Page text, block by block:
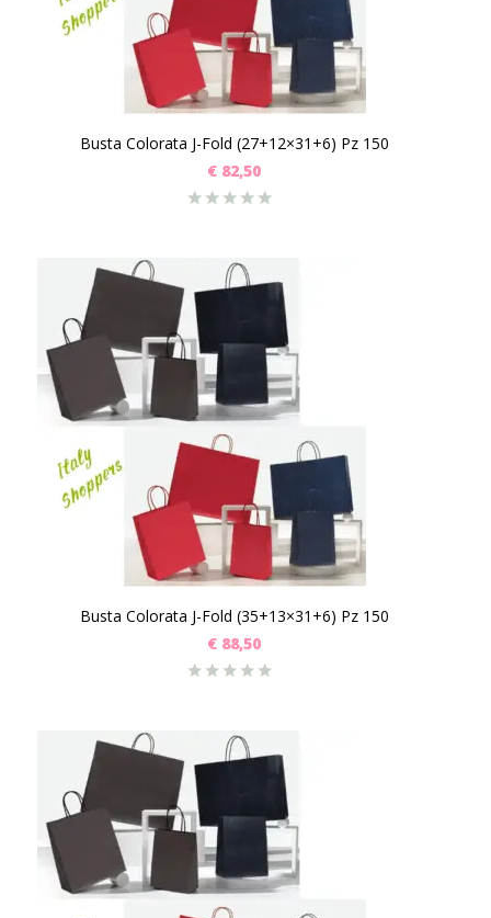
Busta Colorata J-Fold (27+12×31+6) Pz 150
€ 82,50
Busta Colorata J-Fold (35+13×31+6) Pz 150
€ 88,50